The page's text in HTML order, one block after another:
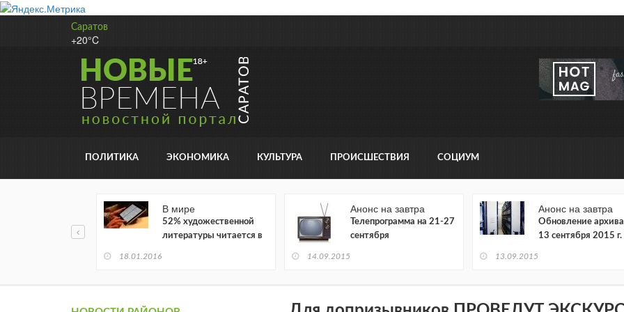
Саратов
+20°C
ПОЛИТИКА ЭКОНОМИКА КУЛЬТУРА ПРОИСШЕСТВИЯ СОЦИУМ
В мире
52% художественной
литературы читается в
18.01.2016
Анонс на завтра
Телепрограмма на 21-27
сентября
14.09.2015
Анонс на завтра
Обновление архива
13 сентября 2015 г.
13.09.2015